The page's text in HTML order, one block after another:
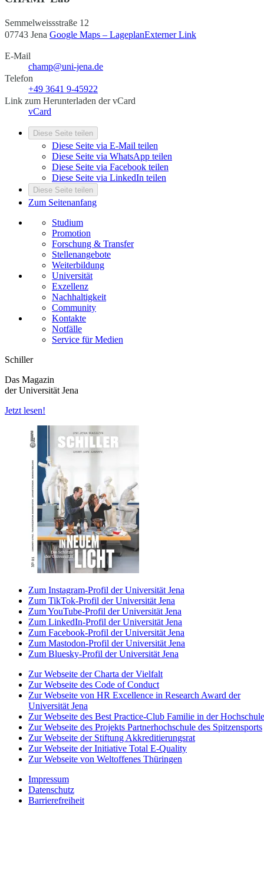
Semmelweissstraße 12
07743 Jena Google Maps – LageplanExterner Link
E-Mail
champ@uni-jena.de
Telefon
+49 3641 9-45922
Link zum Herunterladen der vCard
vCard
Diese Seite teilen
Diese Seite via E-Mail teilen
Diese Seite via WhatsApp teilen
Diese Seite via Facebook teilen
Diese Seite via LinkedIn teilen
Diese Seite teilen
Zum Seitenanfang
Studium
Promotion
Forschung & Transfer
Stellenangebote
Weiterbildung
Universität
Exzellenz
Nachhaltigkeit
Community
Kontakte
Notfälle
Service für Medien
Schiller
Das Magazin
der Universität Jena
Jetzt lesen!
Zum Instagram-Profil der Universität Jena
Zum TikTok-Profil der Universität Jena
Zum YouTube-Profil der Universität Jena
Zum LinkedIn-Profil der Universität Jena
Zum Facebook-Profil der Universität Jena
Zum Mastodon-Profil der Universität Jena
Zum Bluesky-Profil der Universität Jena
Zur Webseite der Charta der Vielfalt
Zur Webseite des Code of Conduct
Zur Webseite von HR Excellence in Research Award der
Universität Jena
Zur Webseite des Best Practice-Club Familie in der Hochschule
Zur Webseite des Projekts Partnerhochschule des Spitzensports
Zur Webseite der Stiftung Akkreditierungsrat
Zur Webseite der Initiative Total E-Quality
Zur Webseite von Weltoffenes Thüringen
Impressum
Datenschutz
Barrierefreiheit